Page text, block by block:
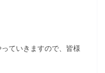
ていきますので、皆様